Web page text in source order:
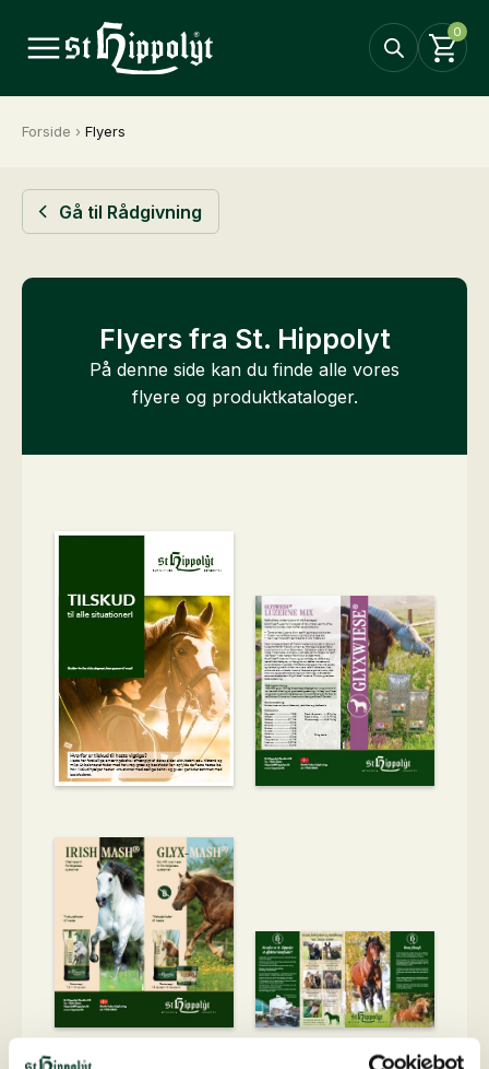
0
Forside › Flyers
Gå til Rådgivning
Flyers fra St. Hippolyt
På denne side kan du finde alle vores
flyere og produktkataloger.